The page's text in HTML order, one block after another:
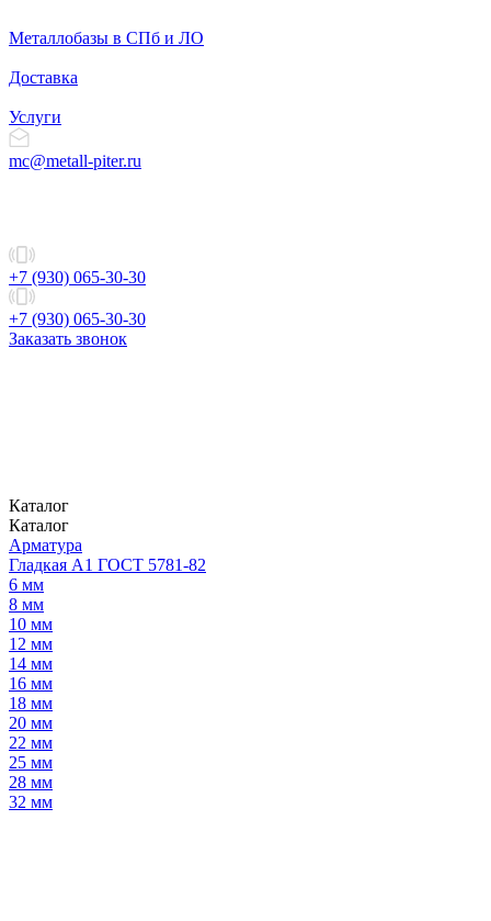
Металлобазы в СПб и ЛО
Доставка
Услуги
mc@metall-piter.ru
+7 (930) 065-30-30
+7 (930) 065-30-30
Заказать звонок
Каталог
Каталог
Арматура
Гладкая А1 ГОСТ 5781-82
6 мм
8 мм
10 мм
12 мм
14 мм
16 мм
18 мм
20 мм
22 мм
25 мм
28 мм
32 мм